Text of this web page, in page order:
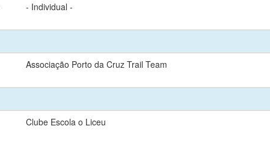
- Individual -
Associação Porto da Cruz Trail Team
Clube Escola o Liceu